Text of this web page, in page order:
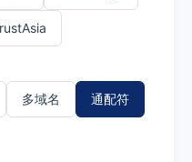
多域名 通配符